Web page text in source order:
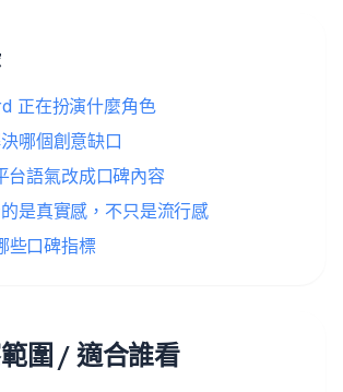
正在扮演什麼角色
哪個創意缺口
台語氣改成口碑內容
是真實感，不只是流行感
些口碑指標
圍 / 適合誰看